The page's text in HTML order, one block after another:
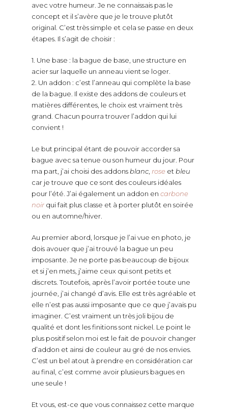
avec votre humeur. Je ne connaissais pas le
concept et il s’avère que je le trouve plutôt
original. C’est très simple et cela se passe en deux
étapes. Il s’agit de choisir :
1. Une base : la bague de base, une structure en
acier sur laquelle un anneau vient se loger.
2. Un addon : c’est l’anneau qui complète la base
de la bague. Il existe des addons de couleurs et
matières différentes, le choix est vraiment très
grand. Chacun pourra trouver l’addon qui lui
convient !
Le but principal étant de pouvoir accorder sa
bague avec sa tenue ou son humeur du jour. Pour
ma part, j’ai choisi des addons blanc, rose et bleu
car je trouve que ce sont des couleurs idéales
pour l’été. J’ai également un addon en carbone
noirqui fait plus classe et à porter plutôt en soirée
ou en automne/hiver.
Au premier abord, lorsque je l’ai vue en photo, je
dois avouer que j’ai trouvé la bague un peu
imposante. Je ne porte pas beaucoup de bijoux
et si j’en mets, j’aime ceux qui sont petits et
discrets. Toutefois, après l’avoir portée toute une
journée, j’ai changé d’avis. Elle est très agréable et
elle n’est pas aussi imposante que ce que j’avais pu
imaginer. C’est vraiment un très joli bijou de
qualité et dont les finitions sont nickel. Le point le
plus positif selon moi est le fait de pouvoir changer
d’addon et ainsi de couleur au gré de nos envies.
C’est un bel atout à prendre en considération car
au final, c’est comme avoir plusieurs bagues en
une seule !
Et vous, est-ce que vous connaissez cette marque